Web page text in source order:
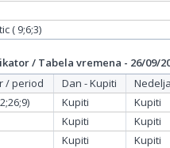
( 9;6;3)
/ Tabela vremena - 26/09/
/ period
Dan - Kupiti
Kupiti Kupiti
Kupiti
Kupiti
Kupiti
Kupiti